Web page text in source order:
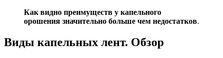
Как видно преимуществ у капельного
орошения значительно больше чем недостатков.
Виды капельных лент. Обзор